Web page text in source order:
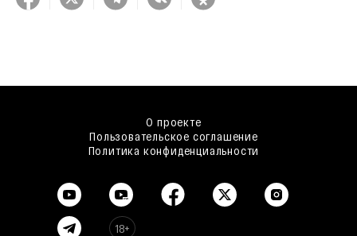
О проекте
Пользовательское соглашение
Политика конфиденциальности
18+